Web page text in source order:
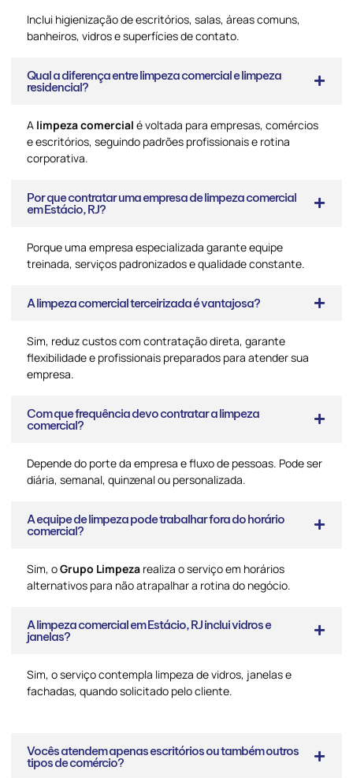
Inclui higienização de escritórios, salas, áreas comuns,
banheiros, vidros e superfícies de contato.
Qual a diferença entre limpeza comercial e limpeza
residencial?
A limpeza comercial é voltada para empresas, comércios
e escritórios, seguindo padrões profissionais e rotina
corporativa.
Por que contratar uma empresa de limpeza comercial
em Estácio, RJ?
Porque uma empresa especializada garante equipe
treinada, serviços padronizados e qualidade constante.
A limpeza comercial terceirizada é vantajosa?
Sim, reduz custos com contratação direta, garante
flexibilidade e profissionais preparados para atender sua
empresa.
Com que frequência devo contratar a limpeza
comercial?
Depende do porte da empresa e fluxo de pessoas. Pode ser
diária, semanal, quinzenal ou personalizada.
A equipe de limpeza pode trabalhar fora do horário
comercial?
Sim, oGrupo Limpeza realiza o serviço em horários
alternativos para não atrapalhar a rotina do negócio.
A limpeza comercial em Estácio, RJ inclui vidros e
janelas?
Sim, o serviço contempla limpeza de vidros, janelas e
fachadas, quando solicitado pelo cliente.
Vocês atendem apenas escritórios ou também outros
tipos de comércio?